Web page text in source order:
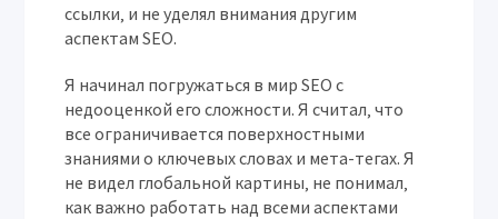
ссылки‚ и не уделял внимания другим
аспектам SEO.
Я начинал погружаться в мир SEO с
недооценкой его сложности. Я считал‚ что
все ограничивается поверхностными
знаниями о ключевых словах и мета-тегах. Я
не видел глобальной картины‚ не понимал‚
как важно работать над всеми аспектами